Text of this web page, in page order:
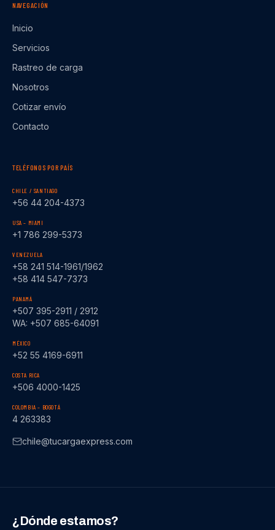
NAVEGACIÓN
Inicio
Servicios
Rastreo de carga
Nosotros
Cotizar envío
Contacto
TELÉFONOS POR PAÍS
CHILE / SANTIAGO
+56 44 204-4373
USA – MIAMI
+1 786 299-5373
VENEZUELA
+58 241 514-1961/1962
+58 414 547-7373
PANAMÁ
+507 395-2911 / 2912
WA: +507 685-64091
MÉXICO
+52 55 4169-6911
COSTA RICA
+506 4000-1425
COLOMBIA – BOGOTÁ
4 263383
chile@tucargaexpress.com
¿Dónde estamos?